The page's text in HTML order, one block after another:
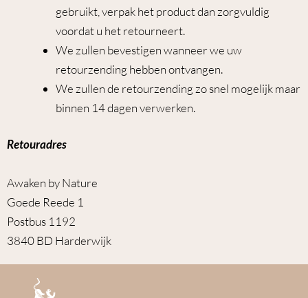
gebruikt, verpak het product dan zorgvuldig
voordat u het retourneert.
We zullen bevestigen wanneer we uw
retourzending hebben ontvangen.
We zullen de retourzending zo snel mogelijk maar
binnen 14 dagen verwerken.
Retouradres
Awaken by Nature
Goede Reede 1
Postbus 1192
3840 BD Harderwijk